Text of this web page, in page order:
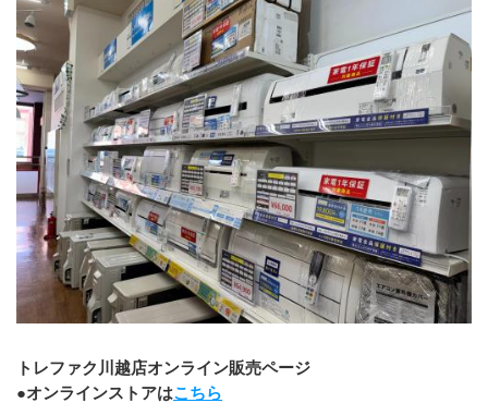
トレファク川越店オンライン販売ページ
●オンラインストアはこちら